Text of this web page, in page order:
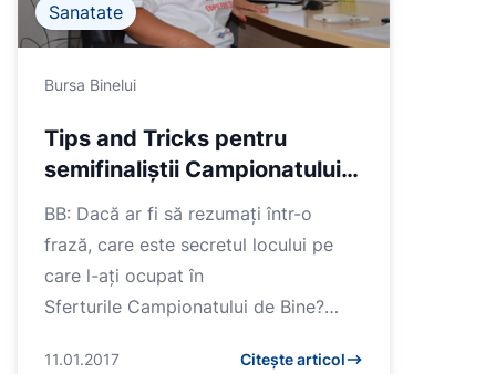
Sanatate
Bursa Binelui
Tips and Tricks pentru
semifinaliștii Campionatului
de Bine de la Cristina Grigore
BB: Dacă ar fi să rezumați într-o
frază, care este secretul locului pe
care l-ați ocupat în
Sferturile Campionatului de Bine?
”beneficiarii&rdqu...
11.01.2017 Citește articol